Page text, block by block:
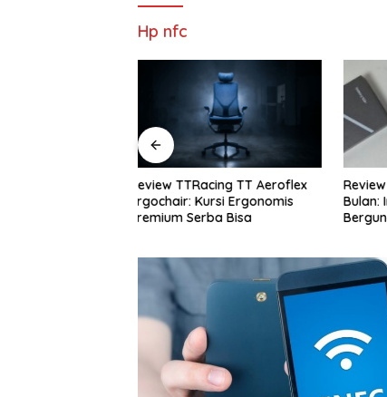
Hp nfc
Review Galaxy S26+ Setelah 4
Bulan: Ini Fitur AI yang Paling
Berguna